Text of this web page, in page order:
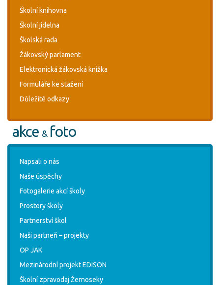
Školní knihovna
Školní jídelna
Školská rada
Žákovský parlament
Elektronická žákovská knížka
Formuláře ke stažení
Důležité odkazy
akce &foto
Napsali o nás
Naše úspěchy
Fotogalerie akcí školy
Prostory školy
Partnerství škol
Naši partneři – projekty
OP JAK
Mezinárodní projekt EDISON
Školní zpravodaj Žernoseky